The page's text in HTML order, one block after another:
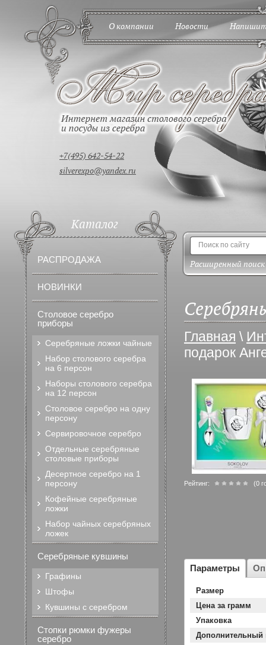
+7(495) 642-54-22
silverexpo@yandex.ru
О компании Новости
Расширенный поиск
Главная \
подарок
Рейтинг: (0
Параметры
Размер
Цена за грамм
Упаковка
Дополнительный
Каталог
РАСПРОДАЖА
НОВИНКИ
Столовое серебро
приборы
Серебряные ложки чайные
Набор столового серебра
на 6 персон
Наборы столового серебра
на 12 персон
Столовое серебро на одну
персону
Сервировочное серебро
Отдельные серебряные
столовые приборы
Десертное серебро на 1
персону
Кофейные серебряные
ложки
Набор чайных серебряных
ложек
Серебряные кувшины
Графины
Штофы
Кувшины с серебром
Стопки рюмки фужеры
серебро